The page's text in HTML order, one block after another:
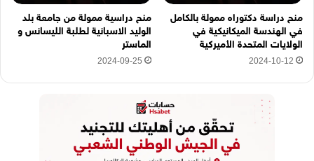
منح دراسة دكتوراه ممولة بالكامل
في الهندسة الميكانيكية في
الولايات المتحدة الأميركية
2024-10-12
منح دراسية ممولة من جامعة بلد
الوليد الاسبانية لطلبة الليسانس و
الماستر
2024-09-25